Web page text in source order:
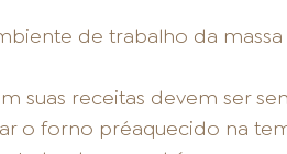
de trabalho da
suas receitas devem ser
o forno préaquecido na